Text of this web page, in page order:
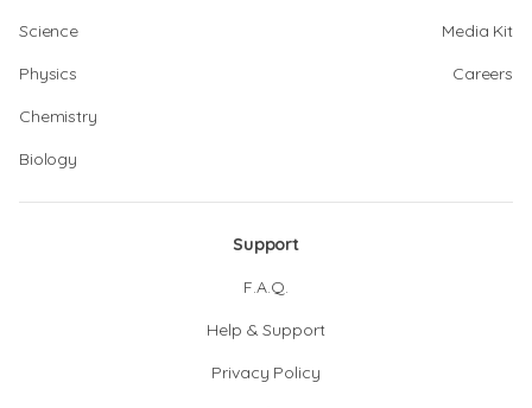
Science
Physics
Chemistry
Biology
Media Kit
Careers
Support
F.A.Q.
Help & Support
Privacy Policy